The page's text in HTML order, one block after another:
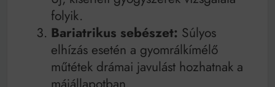
folyik.
Bariatrikus sebészet: Súlyos
elhízás esetén a gyomrálkímélő
műtétek drámai javulást hozhatnak a